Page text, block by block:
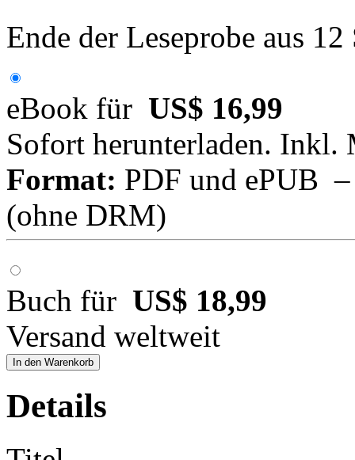
Ende der Leseprobe aus
eBook für US$ 16,99
Sofort herunterladen. Inkl.
Format: PDF und ePUB
(ohne DRM)
Buch für US$ 18,99
Versand weltweit
In den Warenkorb
Details